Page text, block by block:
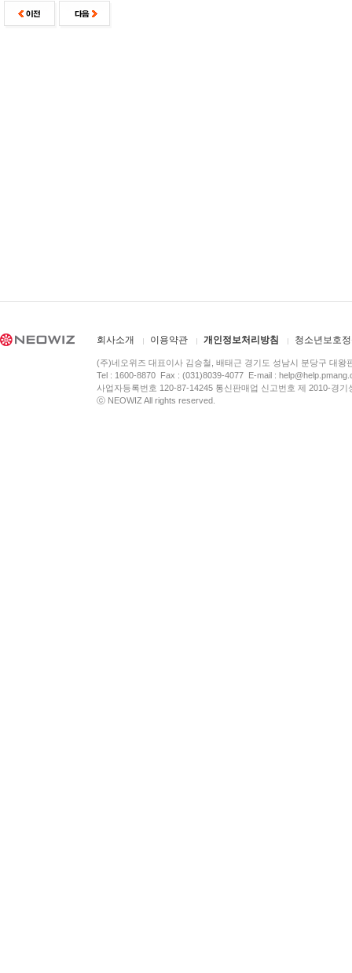
회사소개 이용약관 개인정보처리방침 청소년보호
(주)네오위즈 대표이사 김승철, 배태근 경기도 성남시 분당구 대왕
Tel : 1600-8870 Fax : (031)8039-4077 E-mail :
사업자등록번호 120-87-14245 통신판매업 신고번호 제 2010-경
ⓒ NEOWIZ All rights reserved.